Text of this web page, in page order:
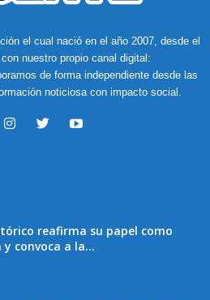
el cual nació en el año 2007, desde el
nuestro propio canal digital:
de forma independiente desde las
noticiosa con impacto social.
reafirma su papel como
y convoca a la...